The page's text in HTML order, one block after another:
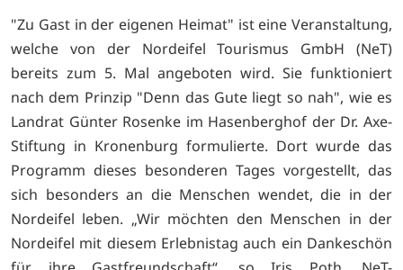
"Zu Gast in der eigenen Heimat" ist eine Veranstaltung,
welche von der Nordeifel Tourismus GmbH (NeT)
bereits zum 5. Mal angeboten wird. Sie funktioniert
nach dem Prinzip "Denn das Gute liegt so nah", wie es
Landrat Günter Rosenke im Hasenberghof der Dr. Axe-
Stiftung in Kronenburg formulierte. Dort wurde das
Programm dieses besonderen Tages vorgestellt, das
sich besonders an die Menschen wendet, die in der
Nordeifel leben. „Wir möchten den Menschen in der
Nordeifel mit diesem Erlebnistag auch ein Dankeschön